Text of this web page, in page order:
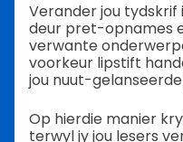
Verander jou
deur pret-opnames
verwante
voorkeur lipstift
jou nuut-
Op hierdie manier
terwyl jy jou lesers